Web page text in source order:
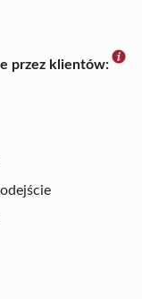
przez klientów: